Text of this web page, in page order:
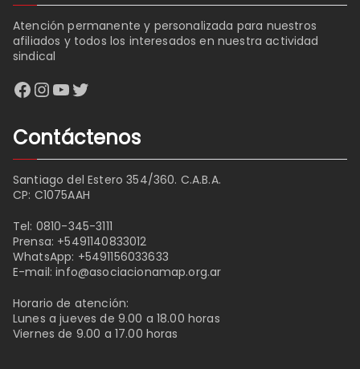
Atención permanente y personalizada para nuestros
afiliados y todos los interesados en nuestra actividad
sindical
Facebook
Instagram
YouTube
Twitter
Contáctenos
Santiago del Estero 354/360. C.A.B.A.
CP: C1075AAH
Tel: 0810-345-3111
Prensa: +5491140833012
WhatsApp: +5491156033633
E-mail:info@asociacionamap.org.ar
Horario de atención:
Lunes a jueves de 9.00 a 18.00 horas
Viernes de 9.00 a 17.00 horas